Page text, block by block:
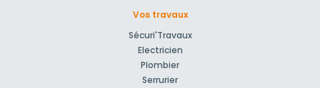
Vos travaux
Sécuri'Travaux
Electricien
Plombier
Serrurier